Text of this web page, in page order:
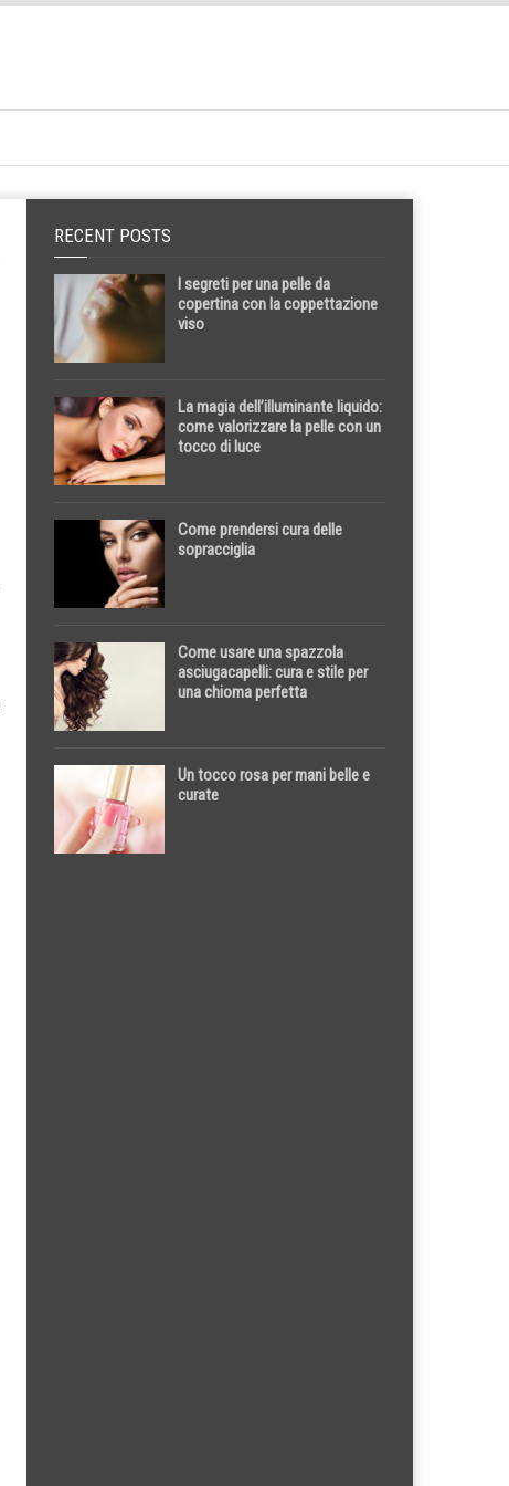
RECENT POSTS
I segreti per una pelle da
copertina con la coppettazione
viso
La magia dell’illuminante liquido:
come valorizzare la pelle con un
tocco di luce
Come prendersi cura delle
sopracciglia
Come usare una spazzola
asciugacapelli: cura e stile per
una chioma perfetta
Un tocco rosa per mani belle e
curate